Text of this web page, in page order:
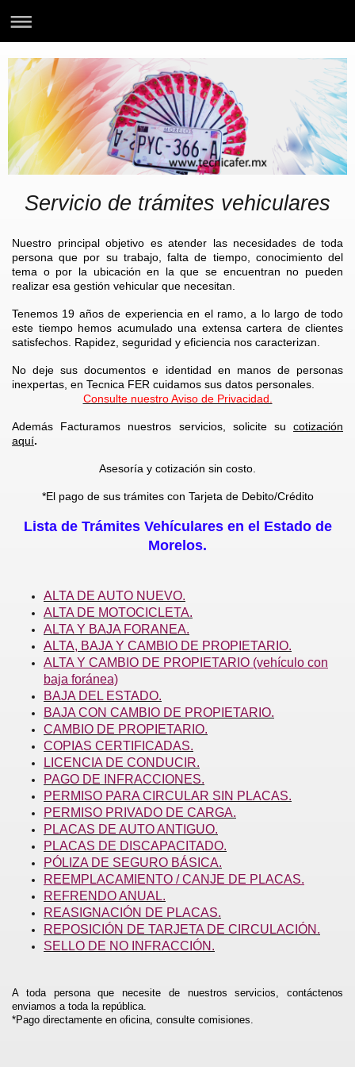
Servicio de trámites vehiculares
Nuestro principal objetivo es atender las necesidades de toda
persona que por su trabajo, falta de tiempo, conocimiento del
tema o por la ubicación en la que se encuentran no pueden
realizar esa gestión vehicular que necesitan.
Tenemos 19 años de experiencia en el ramo, a lo largo de todo
este tiempo hemos acumulado una extensa cartera de clientes
satisfechos. Rapidez, seguridad y eficiencia nos caracterizan.
No deje sus documentos e identidad en manos de personas
inexpertas, en Tecnica FER cuidamos sus datos personales.
Consulte nuestro Aviso de Privacidad.
Además Facturamos nuestros servicios, solicite su
cotización
aquí.
Asesoría y cotización sin costo.
*El pago de sus trámites con Tarjeta de Debito/Crédito
Lista de Trámites Vehículares en el Estado de
Morelos.
ALTA DE AUTO NUEVO.
ALTA DE MOTOCICLETA.
ALTA Y BAJA FORANEA.
ALTA, BAJA Y CAMBIO DE PROPIETARIO.
ALTA Y CAMBIO DE PROPIETARIO (vehículo con
baja foránea)
BAJA DEL ESTADO.
BAJA CON CAMBIO DE PROPIETARIO.
CAMBIO DE PROPIETARIO.
COPIAS CERTIFICADAS.
LICENCIA DE CONDUCIR.
PAGO DE INFRACCIONES.
PERMISO PARA CIRCULAR SIN PLACAS.
PERMISO PRIVADO DE CARGA.
PLACAS DE AUTO ANTIGUO.
PLACAS DE DISCAPACITADO.
PÓLIZA DE SEGURO BÁSICA.
REEMPLACAMIENTO / CANJE DE PLACAS.
REFRENDO ANUAL.
REASIGNACIÓN DE PLACAS.
REPOSICIÓN DE TARJETA DE CIRCULACIÓN.
SELLO DE NO INFRACCIÓN.
A toda persona que necesite de nuestros servicios, contáctenos
enviamos a toda la república.
*Pago directamente en oficina, consulte comisiones.